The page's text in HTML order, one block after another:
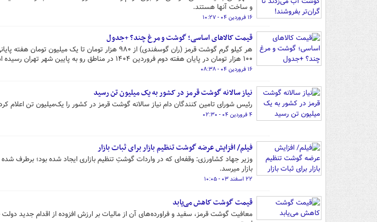
و ساخت آنها هستند.
۱۶ فروردین ۰۴ - ۱۰:۲۷
قیمت کالاهای اساسی؛ گوشت و مرغ چند؟ +جدول
۱۰۰ هزار تومان در پایان هفته دوم فروردین ۱۴۰۴ در مناطق رو به پایین شهر تهران رسیده است.
۱۶ فروردین ۰۴ - ۰۸:۳۸
نیاز سالانه گوشت قرمز در کشور به یک میلیون تن رسید
رئیس شورای تامین کنندگان دام نیاز سالانه گوشت قرمز در کشور را یک‌میلیون تن اعلام
۴ فروردین ۰۴ - ۰۲:۳۰
فیلم/ افزایش عرضه گوشت تنظیم بازار برای ثبات بازار
وزیر جهاد کشاورزی: وقفه‌ای که در واردات گوشتِ تنظیم بازاری ایجاد شده بود؛ برطرف شده
بازار میرسد.
۲۲ اسفند ۰۳ - ۱۰:۰۵
قیمت گوشت کاهش می‌یابد
معافیت گوشت قرمز، سفید و فراورده‌های آن از مالیات بر ارزش افزوده از اقدام جدید